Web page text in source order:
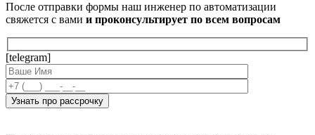
После отправки формы наш инженер по автоматизации
свяжется с вами и проконсультирует по всем вопросам
[telegram]